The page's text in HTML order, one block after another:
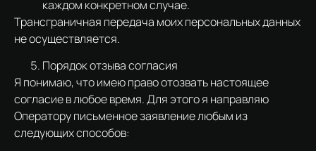
каждом конкретном случае.
Трансграничная передача моих персональных данных
не осуществляется.
Порядок отзыва согласия
Я понимаю, что имею право отозвать настоящее
согласие в любое время. Для этого я направляю
Оператору письменное заявление любым из
следующих способов: